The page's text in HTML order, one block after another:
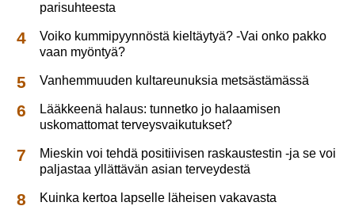
parisuhteesta
Voiko kummipyynnöstä kieltäytyä? -Vai onko pakko
vaan myöntyä?
Vanhemmuuden kultareunuksia metsästämässä
Lääkkeenä halaus: tunnetko jo halaamisen
uskomattomat terveysvaikutukset?
Mieskin voi tehdä positiivisen raskaustestin -ja se voi
paljastaa yllättävän asian terveydestä
Kuinka kertoa lapselle läheisen vakavasta